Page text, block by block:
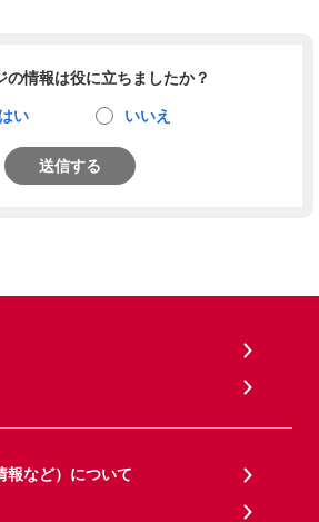
の情報は役に立ちましたか？
はい いいえ
送信する
報など）について